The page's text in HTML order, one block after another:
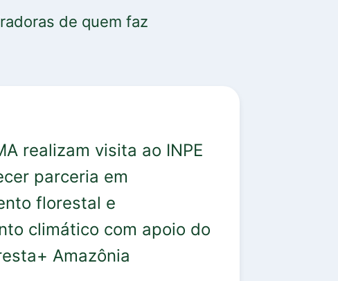
de quem faz
realizam visita ao INPE
parceria em
florestal e
climático com apoio do
Amazônia